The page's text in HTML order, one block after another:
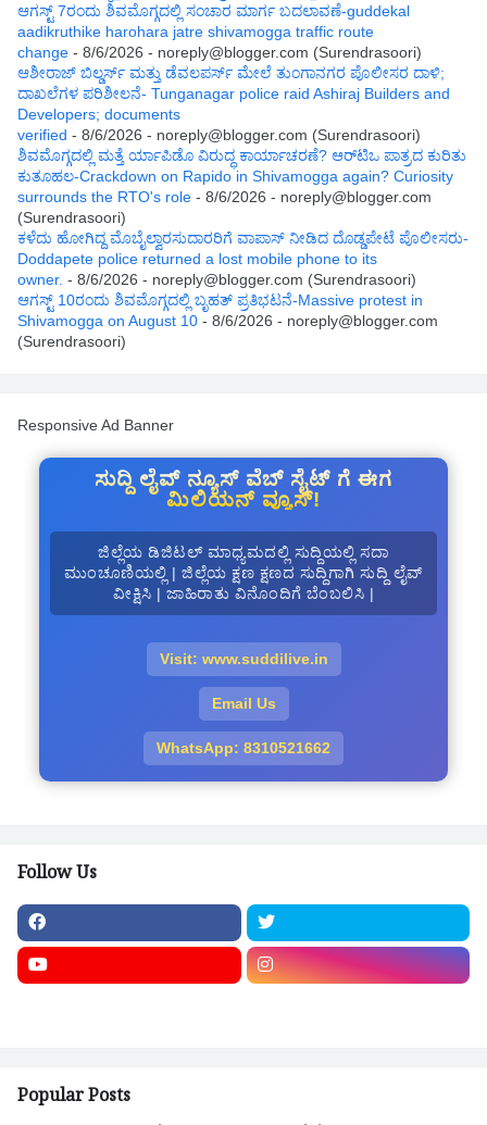
ಆಗಸ್ಟ್ 7ರಂದು ಶಿವಮೊಗ್ಗದಲ್ಲಿ ಸಂಚಾರ ಮಾರ್ಗ ಬದಲಾವಣೆ-guddekal
aadikruthike harohara jatre shivamogga traffic route
change - 8/6/2026 - noreply@blogger.com (Surendrasoori)
ಆಶೀರಾಜ್ ಬಿಲ್ಡರ್ಸ್ ಮತ್ತು ಡೆವಲಪರ್ಸ್ ಮೇಲೆ ತುಂಗಾನಗರ ಪೊಲೀಸರ ದಾಳಿ;
ದಾಖಲೆಗಳ ಪರಿಶೀಲನೆ- Tunganagar police raid Ashiraj Builders and
Developers; documents
verified - 8/6/2026 - noreply@blogger.com (Surendrasoori)
ಶಿವಮೊಗ್ಗದಲ್ಲಿ ಮತ್ತೆ ರ್ಯಾಪಿಡೊ ವಿರುದ್ಧ ಕಾರ್ಯಾಚರಣೆ? ಆರ್‌ಟಿಒ ಪಾತ್ರದ ಕುರಿತು
ಕುತೂಹಲ-Crackdown on Rapido in Shivamogga again? Curiosity
surrounds the RTO's role - 8/6/2026 - noreply@blogger.com
(Surendrasoori)
ಕಳೆದು ಹೋಗಿದ್ದ ಮೊಬೈಲ್ವಾರಸುದಾರರಿಗೆ ವಾಪಾಸ್ ನೀಡಿದ ದೊಡ್ಡಪೇಟೆ ಪೊಲೀಸರು-
Doddapete police returned a lost mobile phone to its
owner. - 8/6/2026 - noreply@blogger.com (Surendrasoori)
ಆಗಸ್ಟ್‌ 10ರಂದು ಶಿವಮೊಗ್ಗದಲ್ಲಿ ಬೃಹತ್ ಪ್ರತಿಭಟನೆ-Massive protest in
Shivamogga on August 10 - 8/6/2026 - noreply@blogger.com
(Surendrasoori)
Responsive Ad Banner
ಸುದ್ದಿ ಲೈವ್ ನ್ಯೂಸ್ ವೆಬ್ ಸೈಟ್ ಗೆ ಈಗ
ಮಿಲಿಯನ್ ವ್ಯೂಸ್!
ಜಿಲ್ಲೆಯ ಡಿಜಿಟಲ್ ಮಾಧ್ಯಮದಲ್ಲಿ ಸುದ್ದಿಯಲ್ಲಿ ಸದಾ
ಮುಂಚೂಣಿಯಲ್ಲಿ | ಜಿಲ್ಲೆಯ ಕ್ಷಣ ಕ್ಷಣದ ಸುದ್ದಿಗಾಗಿ ಸುದ್ದಿ ಲೈವ್
ವೀಕ್ಷಿಸಿ | ಜಾಹಿರಾತು ವಿನೊಂದಿಗೆ ಬೆಂಬಲಿಸಿ |
Visit: www.suddilive.in
Email Us
WhatsApp: 8310521662
Follow Us
Popular Posts